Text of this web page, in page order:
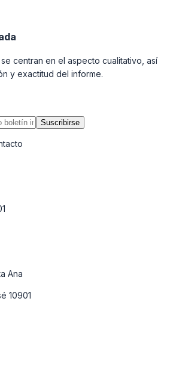
centran en el aspecto cualitativo, así
y exactitud del informe.
Suscribirse
Ana
10901